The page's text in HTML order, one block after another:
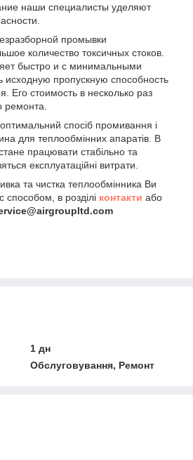
наши специалисты уделяют
промывки
количество токсичных стоков.
быстро и с минимальными
исходную пропускную способность
Его стоимость в несколько раз
ремонта.
спосіб промивання і
для теплообмінних апаратів. В
працювати стабільно та
експлуатаційні витрати.
та чистка теплообмінника Ви
в розділі контакти або
1 дн
Обслуговування, Ремонт